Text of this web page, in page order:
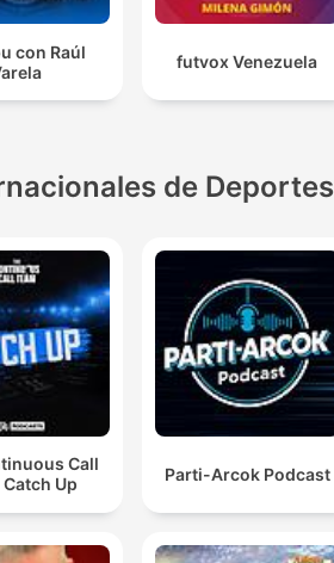
con Raúl
futvox Venezuela
de Deportes
Call
Catch Up
Parti-Arcok Podcast